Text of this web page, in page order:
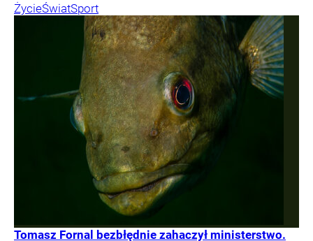
ŻycieŚwiatSport
Tomasz Fornal bezbłędnie zahaczył ministerstwo.